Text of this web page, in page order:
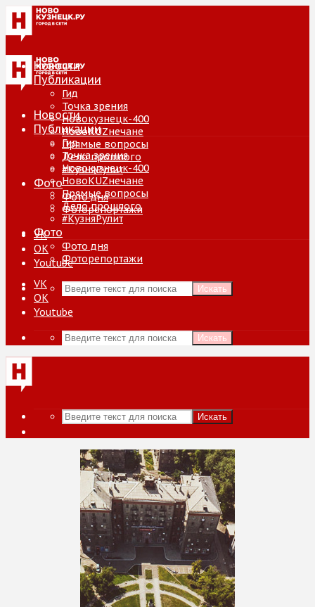
Новости
Публикации
Гид
Точка зрения
Новокузнецк-400
НовоKUZнечане
Прямые вопросы
Дело прошлого
#КузняРулит
Фото
Фото дня
Фоторепортажи
VK
ОК
Youtube
Искать
Новости
Публикации
Гид
Точка зрения
Новокузнецк-400
НовоKUZнечане
Прямые вопросы
Дело прошлого
#КузняРулит
Фото
Фото дня
Фоторепортажи
VK
ОК
Youtube
Искать
Искать